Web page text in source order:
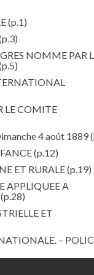
(p.1)
NOMME PAR
LE COMITE
4 août 1889
(p.12)
ET RURALE(p.19)
APPLIQUEE A
(p.28)
ET
–